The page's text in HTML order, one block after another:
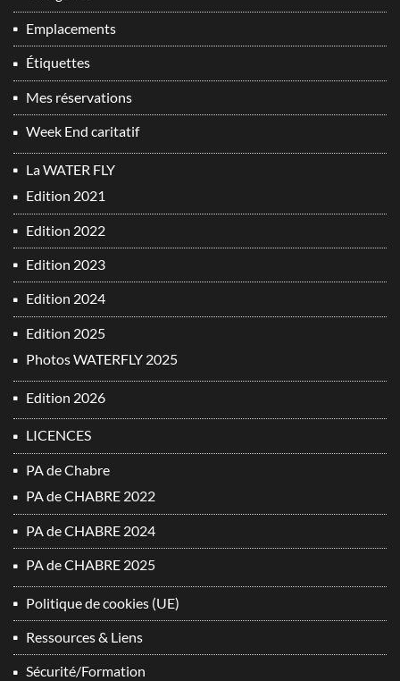
Emplacements
Étiquettes
Mes réservations
Week End caritatif
La WATER FLY
Edition 2021
Edition 2022
Edition 2023
Edition 2024
Edition 2025
Photos WATERFLY 2025
Edition 2026
LICENCES
PA de Chabre
PA de CHABRE 2022
PA de CHABRE 2024
PA de CHABRE 2025
Politique de cookies (UE)
Ressources & Liens
Sécurité/Formation